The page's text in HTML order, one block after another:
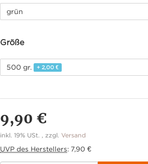
grün
Größe
500 gr. + 2,00 €
9,90 €
inkl. 19% USt. , zzgl. Versand
UVP des Herstellers: 7,90 €